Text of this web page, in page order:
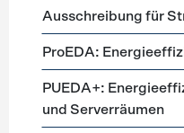
Förderprogramme
Ausschreibung für
ProEDA:
PUEDA+:
und Serverräumen